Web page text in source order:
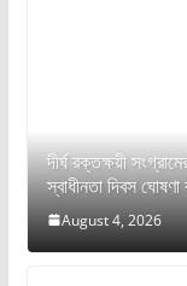
দীর্ঘ রক্তক্ষয়ী
স্বাধীনতা দিবস
August 4, 2026